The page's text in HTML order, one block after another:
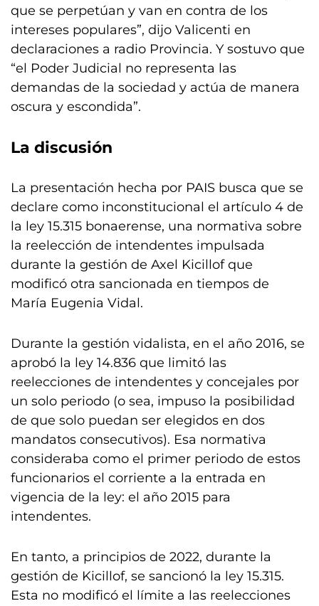
que se perpetúan y van en contra de los
intereses populares”, dijo Valicenti en
declaraciones a radio Provincia. Y sostuvo que
“el Poder Judicial no representa las
demandas de la sociedad y actúa de manera
oscura y escondida”.
La discusión
La presentación hecha por PAIS busca que se
declare como inconstitucional el artículo 4 de
la ley 15.315 bonaerense, una normativa sobre
la reelección de intendentes impulsada
durante la gestión de Axel Kicillof que
modificó otra sancionada en tiempos de
María Eugenia Vidal.
Durante la gestión vidalista, en el año 2016, se
aprobó la ley 14.836 que limitó las
reelecciones de intendentes y concejales por
un solo periodo (o sea, impuso la posibilidad
de que solo puedan ser elegidos en dos
mandatos consecutivos). Esa normativa
consideraba como el primer periodo de estos
funcionarios el corriente a la entrada en
vigencia de la ley: el año 2015 para
intendentes.
En tanto, a principios de 2022, durante la
gestión de Kicillof, se sancionó la ley 15.315.
Esta no modificó el límite a las reelecciones